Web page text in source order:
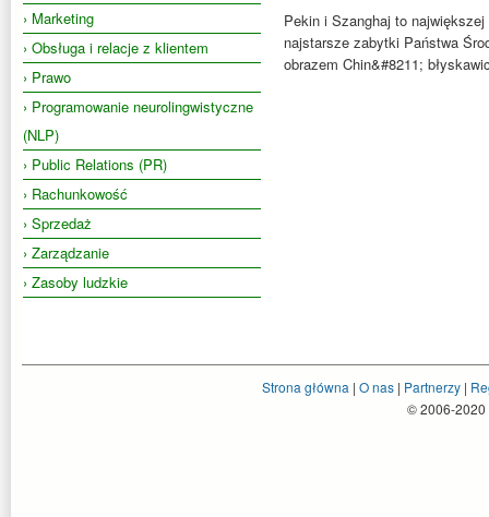
› Marketing
› Obsługa i relacje z klientem
› Prawo
› Programowanie neurolingwistyczne
(NLP)
› Public Relations (PR)
› Rachunkowość
› Sprzedaż
› Zarządzanie
› Zasoby ludzkie
Pekin i Szanghaj to
najstarsze zabytki Państwa
obrazem Chin&#8211;
Strona główna | O nas| Partnerzy|
© 2006-2020